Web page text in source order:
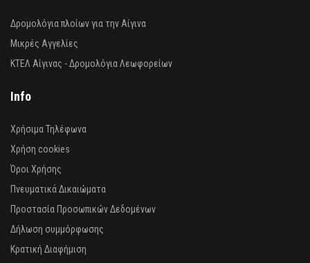
Δρομολόγια πλοίων για την Αίγινα
Μικρές Αγγελίες
ΚΤΕΛ Αίγινας - Δρομολόγια Λεωφορείων
Info
Χρήσιμα Τηλέφωνα
Χρήση cookies
Όροι Χρήσης
Πνευματικά Δικαιώματα
Προστασία Προσωπικών Δεδομένων
Δήλωση συμμόρφωσης
Κρατική Διαφήμιση